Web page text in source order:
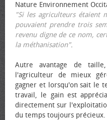
Nature Environnement
"Si les agriculteurs étaient
pouvaient prendre trois
revenu digne de ce nom,
la méthanisation".
Autre avantage de
l'agriculteur de mieux
gagner et lorsqu'on sait le
travail, le gain est
directement sur
du temps toujours précieux.